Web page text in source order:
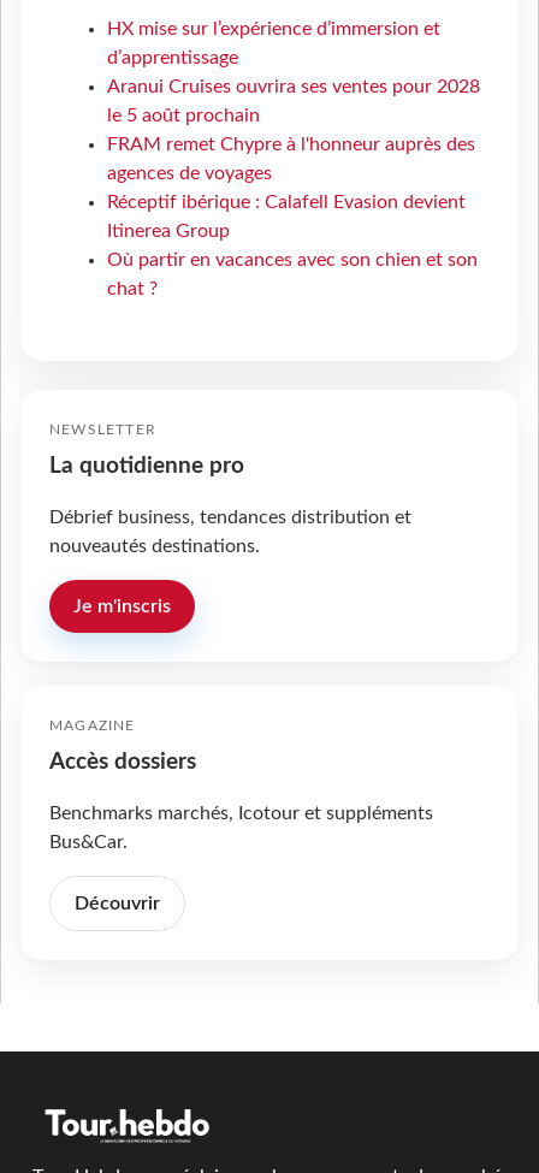
HX mise sur l’expérience d’immersion et
d’apprentissage
Aranui Cruises ouvrira ses ventes pour 2028
le 5 août prochain
FRAM remet Chypre à l'honneur auprès des
agences de voyages
Réceptif ibérique : Calafell Evasion devient
Itinerea Group
Où partir en vacances avec son chien et son
chat ?
NEWSLETTER
La quotidienne pro
Débrief business, tendances distribution et
nouveautés destinations.
Je m'inscris
MAGAZINE
Accès dossiers
Benchmarks marchés, Icotour et suppléments
Bus&Car.
Découvrir